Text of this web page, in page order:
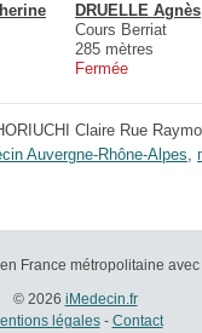
DRUELLE Agnès
Cours Berriat
285 mètres
Fermée
Claire Rue
Auvergne-Rhône-Alpes,
France métropolitaine
© 2026 iMedecin.fr
légales- Contact